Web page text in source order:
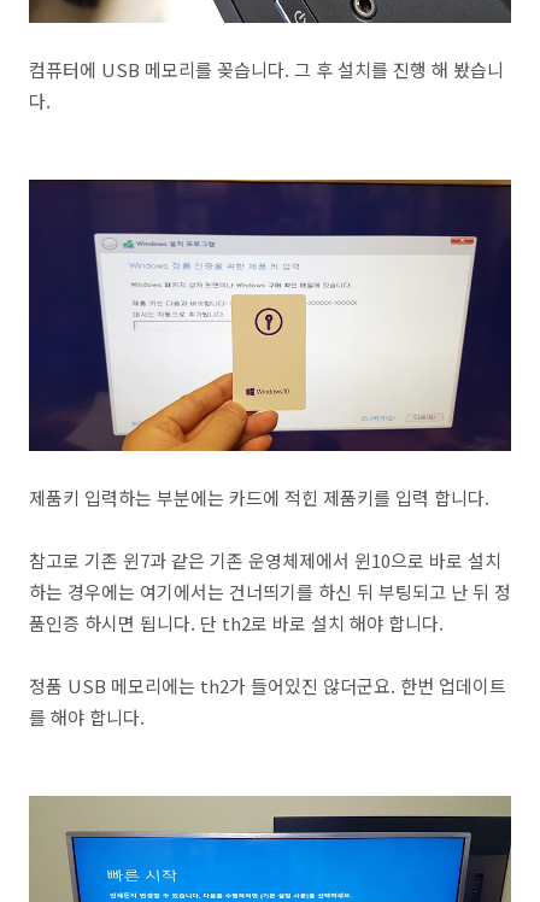
컴퓨터에 USB 메모리를 꽂습니다. 그 후 설치를 진행 해 봤습니
다.
제품키 입력하는 부분에는 카드에 적힌 제품키를 입력 합니다.
참고로 기존 윈7과 같은 기존 운영체제에서 윈10으로 바로 설치
하는 경우에는 여기에서는 건너띄기를 하신 뒤 부팅되고 난 뒤 정
품인증 하시면 됩니다. 단 th2로 바로 설치 해야 합니다.
정품 USB 메모리에는 th2가 들어있진 않더군요. 한번 업데이트
를 해야 합니다.